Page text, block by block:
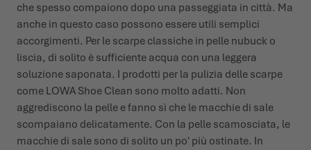
che spesso compaiono dopo una passeggiata in città. Ma
anche in questo caso possono essere utili semplici
accorgimenti. Per le scarpe classiche in pelle nubuck o
liscia, di solito è sufficiente acqua con una leggera
soluzione saponata. I prodotti per la pulizia delle scarpe
come LOWA Shoe Clean sono molto adatti. Non
aggrediscono la pelle e fanno sì che le macchie di sale
scompaiano delicatamente. Con la pelle scamosciata, le
macchie di sale sono di solito un po' più ostinate. In